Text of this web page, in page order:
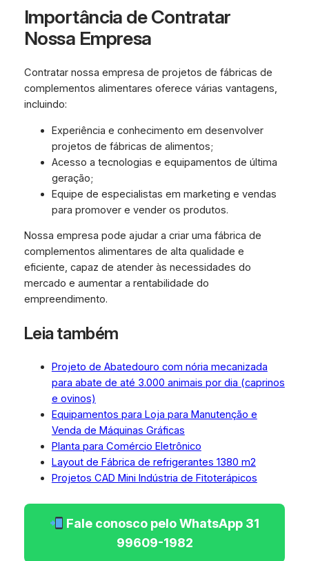
Importância de Contratar
Nossa Empresa
Contratar nossa empresa de projetos de fábricas de
complementos alimentares oferece várias vantagens,
incluindo:
Experiência e conhecimento em desenvolver
projetos de fábricas de alimentos;
Acesso a tecnologias e equipamentos de última
geração;
Equipe de especialistas em marketing e vendas
para promover e vender os produtos.
Nossa empresa pode ajudar a criar uma fábrica de
complementos alimentares de alta qualidade e
eficiente, capaz de atender às necessidades do
mercado e aumentar a rentabilidade do
empreendimento.
Leia também
Projeto de Abatedouro com nória mecanizada
para abate de até 3.000 animais por dia (caprinos
e ovinos)
Equipamentos para Loja para Manutenção e
Venda de Máquinas Gráficas
Planta para Comércio Eletrônico
Layout de Fábrica de refrigerantes 1380 m2
Projetos CAD Mini Indústria de Fitoterápicos
Fale conosco pelo WhatsApp 31
99609-1982